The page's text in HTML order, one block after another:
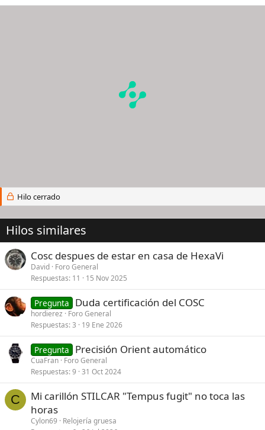
Hilo cerrado
Hilos similares
Cosc despues de estar en casa de HexaVi
David Foro General
Respuestas 11 15 Nov 2025
Pregunta Duda certificación del COSC
hordierez
Foro General
Respuestas 3 19 Ene 2026
Pregunta Precisión Orient automático
CuaFran Foro General
Respuestas 9 31 Oct 2024
C
Mi carillón STILCAR "Tempus fugit" no toca las
horas
Cylon69
Relojería gruesa